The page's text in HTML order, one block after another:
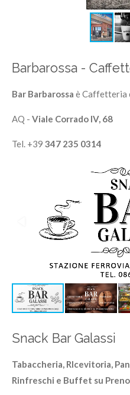
Barbarossa -
Bar Barbarossa è Caffetteria
AQ - Viale Corrado lV, 68
Tel. +39 347 235 0314
Snack Bar Galassi
Tabaccheria, RIcevitoria,
Rinfreschi e Buffet su